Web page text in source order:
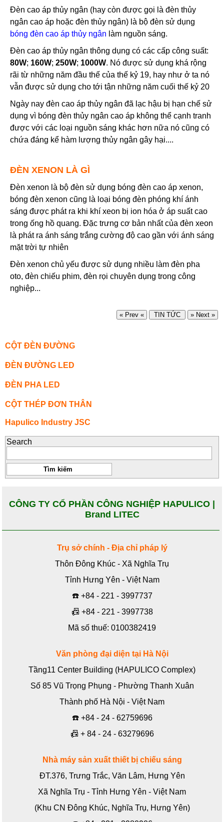
Đèn cao áp thủy ngân (hay còn được gọi là đèn thủy
ngân cao áp hoặc đèn thủy ngân) là bộ đèn sử dụng
bóng đèn cao áp thủy ngân làm nguồn sáng.
Đèn cao áp thủy ngân thông dụng có các cấp công suất:
80W; 160W; 250W; 1000W. Nó được sử dụng khá rộng
rãi từ những năm đầu thế của thế kỷ 19, hay như ở ta nó
vẫn được sử dụng cho tới tận những năm cuối thế kỷ 20
Ngày nay đèn cao áp thủy ngân đã lạc hậu bị hạn chế sử
dụng vì bóng đèn thủy ngân cao áp không thể cạnh tranh
được với các loại nguồn sáng khác hơn nữa nó cũng có
chứa đáng kể hàm lượng thủy ngân gây hại....
ĐÈN XENON LÀ GÌ
Đèn xenon là bộ đèn sử dụng bóng đèn cao áp xenon,
bóng đèn xenon cũng là loại bóng đèn phóng khí ánh
sáng được phát ra khi khí xeon bị ion hóa ở áp suất cao
trong ống hồ quang. Đặc trưng cơ bản nhất của đèn xeon
là phát ra ánh sáng trắng cường độ cao gần với ánh sáng
mặt trời tự nhiên
Đèn xenon chủ yếu được sử dụng nhiều làm đèn pha
oto, đèn chiếu phim, đèn rọi chuyên dụng trong công
nghiệp...
« Prev « TIN TỨC » Next »
CỘT ĐÈN ĐƯỜNG
ĐÈN ĐƯỜNG LED
ĐÈN PHA LED
CỘT THÉP ĐƠN THÂN
Hapulico Industry JSC
Search
CÔNG TY CỔ PHẦN CÔNG NGHIỆP HAPULICO |
Brand LITEC
Trụ sở chính - Địa chỉ pháp lý
Thôn Đông Khúc - Xã Nghĩa Trụ
Tỉnh Hưng Yên - Việt Nam
☎️ +84 - 221 - 3997737
📠 +84 - 221 - 3997738
Mã số thuế: 0100382419
Văn phòng đại diện tại Hà Nội
Tầng11 Center Building (HAPULICO Complex)
Số 85 Vũ Trọng Phụng - Phường Thanh Xuân
Thành phố Hà Nội - Việt Nam
☎️ +84 - 24 - 62759696
📠 + 84 - 24 - 63279696
Nhà máy sản xuất thiết bị chiếu sáng
ĐT.376, Trưng Trắc, Văn Lâm, Hưng Yên
Xã Nghĩa Trụ - Tỉnh Hưng Yên - Việt Nam
(Khu CN Đông Khúc, Nghĩa Trụ, Hưng Yên)